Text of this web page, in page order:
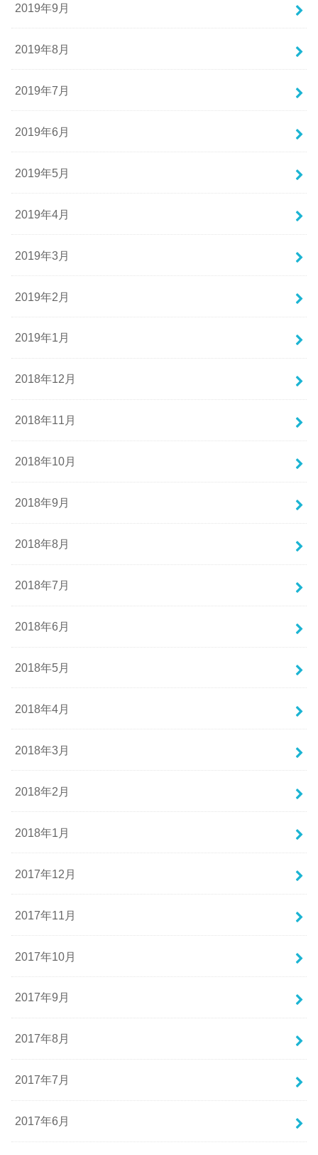
2019年9月
2019年8月
2019年7月
2019年6月
2019年5月
2019年4月
2019年3月
2019年2月
2019年1月
2018年12月
2018年11月
2018年10月
2018年9月
2018年8月
2018年7月
2018年6月
2018年5月
2018年4月
2018年3月
2018年2月
2018年1月
2017年12月
2017年11月
2017年10月
2017年9月
2017年8月
2017年7月
2017年6月